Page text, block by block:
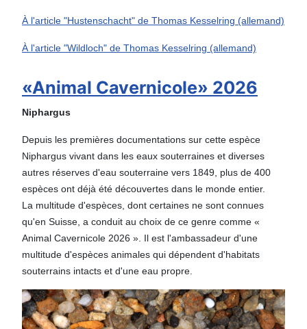
À l'article "Hustenschacht" de Thomas Kesselring (allemand)
À l'article "Wildloch" de Thomas Kesselring (allemand)
«Animal Cavernicole» 2026
Niphargus
Depuis les premières documentations sur cette espèce
Niphargus vivant dans les eaux souterraines et diverses
autres réserves d'eau souterraine vers 1849, plus de 400
espèces ont déjà été découvertes dans le monde entier.
La multitude d'espèces, dont certaines ne sont connues
qu'en Suisse, a conduit au choix de ce genre comme «
Animal Cavernicole 2026 ». Il est l'ambassadeur d'une
multitude d'espèces animales qui dépendent d'habitats
souterrains intacts et d'une eau propre.